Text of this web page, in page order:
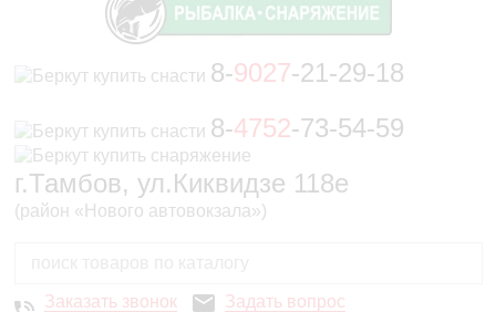
8-9027-21-29-18
8-4752-73-54-59
г.Тамбов, ул.Киквидзе 118е
(район «Нового автовокзала»)
Заказать звонок Задать вопрос